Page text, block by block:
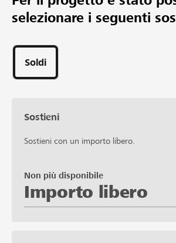
selezionare i seguenti
Soldi
Sostieni
Sostieni con un importo libero.
Importo libero
Non più disponibile